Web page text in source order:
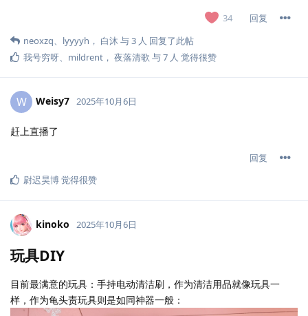
34
回复
neoxzq、 lyyyyh ， 白沐 与3 人 回复了此帖
我号穷呀、 mildrent ， 夜落清歌 与7 人 觉得很赞
W Weisy7 2025年10月6日
赶上直播了
回复
尉迟昊博觉得很赞
kinoko 2025年10月6日
玩具DIY
目前最满意的玩具：手持电动清洁刷，作为清洁用品就像玩具一
样，作为龟头责玩具则是如同神器一般：